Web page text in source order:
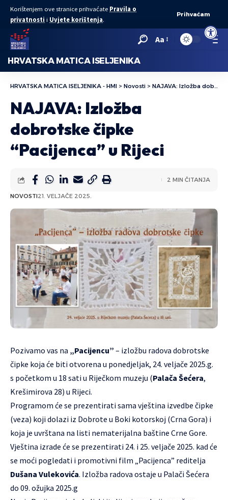
Open
Korištenjem ove stranice prihvaćate Pravila o
privatnosti i Uvjete korištenja.
Prihvaćam
Aa
HRVATSKA MATICA ISELJENIKA
HRVATSKA MATICA ISELJENIKA - HMI > Novosti > NAJAVA: Izložba dobrotske čipke “Pacijenca” u Rijeci
NAJAVA: Izložba
dobrotske čipke
“Pacijenca” u Rijeci
NOVOSTI21. VELJAČE 2025.
2 MIN ČITANJA
Pozivamo vas na „Pacijencu” – izložbu radova dobrotske
čipke koja će biti otvorena u ponedjeljak, 24. veljače 2025.g.
s početkom u 18 sati u Riječkom muzeju (Palača Šećera,
Krešimirova 28) u Rijeci.
Programom će se prezentirati sama vještina izvedbe čipke
(veza) koji dolazi iz Dobrote u Boki kotorskoj (Crna Gora) i
koja je uvrštana na listi nematerijalna baštine Crne Gore.
Vještina izrade će se prezentirati 24. i 25. veljače 2025. kad će
se moći pogledati i promotivni film „Pacijenca” reditelja
Dušana Vulekovića. Izložba radova ostaje u Palači Šećera
do 09. ožujka 2025.g